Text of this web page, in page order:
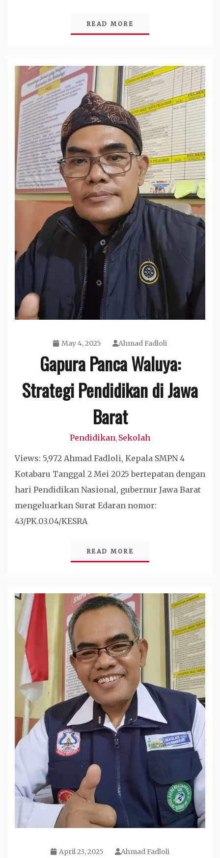
READ MORE
May 4, 2025 Ahmad Fadloli
Gapura Panca Waluya:
Strategi Pendidikan di Jawa
Barat
Pendidikan, Sekolah
Views: 5,972 Ahmad Fadloli, Kepala SMPN 4
Kotabaru Tanggal 2 Mei 2025 bertepatan dengan
hari Pendidikan Nasional, gubernur Jawa Barat
mengeluarkan Surat Edaran nomor:
43/PK.03.04/KESRA
READ MORE
April 23, 2025 Ahmad Fadloli